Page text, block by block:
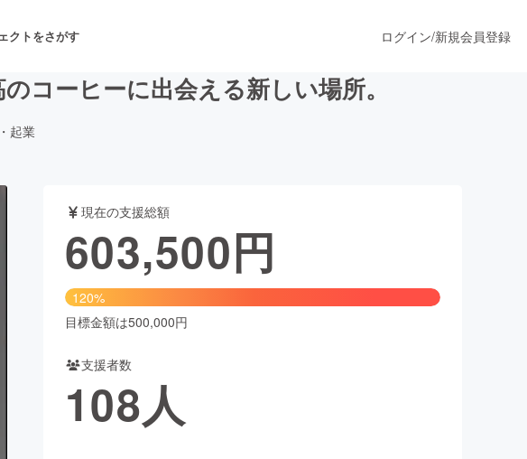
クトをさがす
・パフォーマンス
ファッション
ーティー・ヘルスケア
ログイン/新規会員登録
コーヒーに出会える新しい場所。
起業
現在の支援総額
603,500円
120%
目標金額は500,000円
支援者数
108人